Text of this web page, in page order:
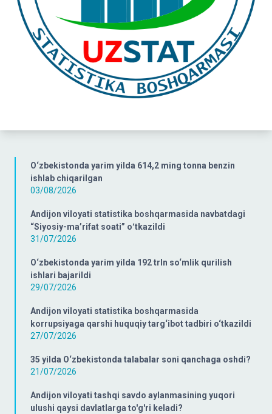
O‘zbekistonda yarim yilda 614,2 ming tonna benzin
ishlab chiqarilgan
03/08/2026
Andijon viloyati statistika boshqarmasida navbatdagi
“Siyosiy-ma’rifat soati” oʻtkazildi
31/07/2026
O‘zbekistonda yarim yilda 192 trln so‘mlik qurilish
ishlari bajarildi
29/07/2026
Andijon viloyati statistika boshqarmasida
korrupsiyaga qarshi huquqiy targ‘ibot tadbiri o‘tkazildi
27/07/2026
35 yilda O‘zbekistonda talabalar soni qanchaga oshdi?
21/07/2026
Andijon viloyati tashqi savdo aylanmasining yuqori
ulushi qaysi davlatlarga to'g'ri keladi?